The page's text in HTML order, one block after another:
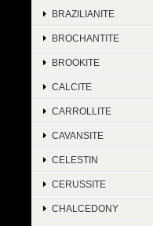
BRAZILIANITE
BROCHANTITE
BROOKITE
CALCITE
CARROLLITE
CAVANSITE
CELESTIN
CERUSSITE
CHALCEDONY